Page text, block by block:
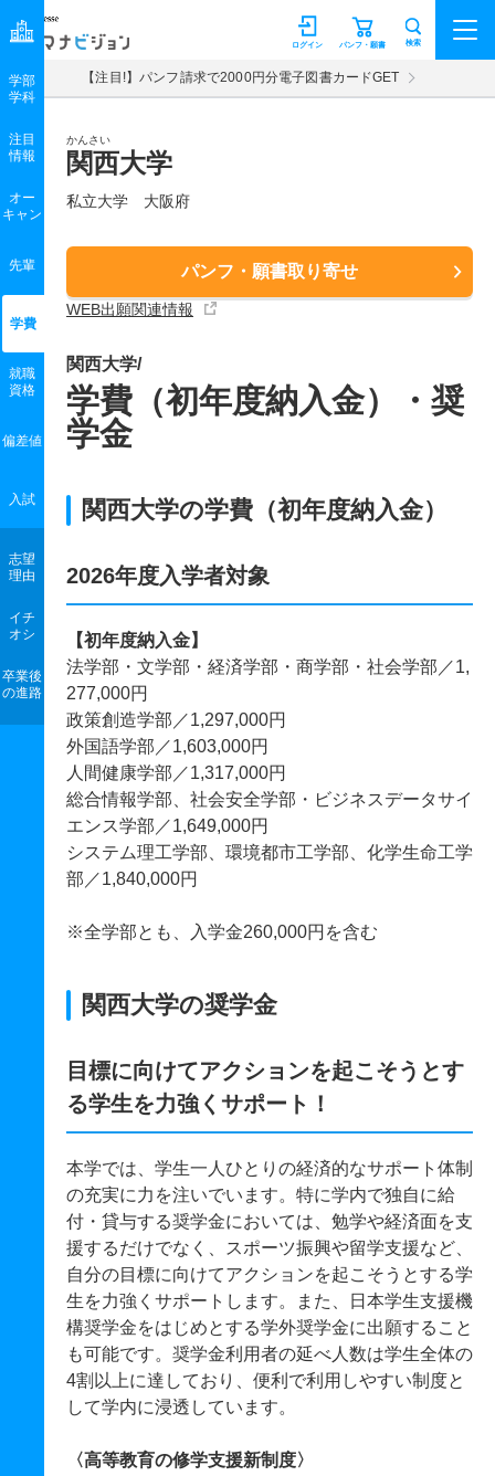
マナビジョン パンフ・願書
ログイン 検索
【注目!】パンフ請求で2000円分電子図書カードGET
かんさい
関西大学
私立大学 大阪府
パンフ・願書取り寄せ
WEB出願関連情報
学部
学科
注目
情報
オー
キャン
先輩
学費
就職
資格
偏差値
入試
志望
理由
イチ
オシ
卒業後
の進路
関西大学/
学費（初年度納入金）・奨
学金
関西大学の学費（初年度納入金）
2026年度入学者対象
【初年度納入金】
法学部・文学部・経済学部・商学部・社会学部／1,
277,000円
政策創造学部／1,297,000円
外国語学部／1,603,000円
人間健康学部／1,317,000円
総合情報学部、社会安全学部・ビジネスデータサイ
エンス学部／1,649,000円
システム理工学部、環境都市工学部、化学生命工学
部／1,840,000円
※全学部とも、入学金260,000円を含む
関西大学の奨学金
目標に向けてアクションを起こそうとす
る学生を力強くサポート！
本学では、学生一人ひとりの経済的なサポート体制
の充実に力を注いでいます。特に学内で独自に給
付・貸与する奨学金においては、勉学や経済面を支
援するだけでなく、スポーツ振興や留学支援など、
自分の目標に向けてアクションを起こそうとする学
生を力強くサポートします。また、日本学生支援機
構奨学金をはじめとする学外奨学金に出願すること
も可能です。奨学金利用者の延べ人数は学生全体の
4割以上に達しており、便利で利用しやすい制度と
して学内に浸透しています。
〈高等教育の修学支援新制度〉